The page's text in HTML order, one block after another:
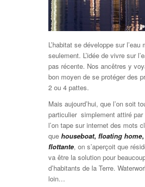
L’habitat se développe sur l’eau
seulement. L’idée de vivre sur
pas récente. Nos ancêtres y
bon moyen de se protéger des
2 ou 4 pattes.
Mais aujourd’hui, que l’on soit
particulier simplement attiré par
l’on tape sur internet des mots
que houseboat, floating home,
flottante, on s’aperçoit que
va être la solution pour
d’habitants de la Terre.
loin…